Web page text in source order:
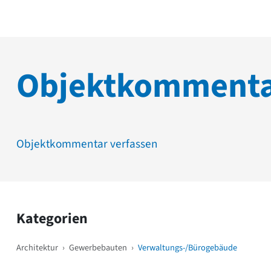
Objektkommentar verfassen
Kategorien
Architektur › Gewerbebauten › Verwaltungs-/Bürogebäude